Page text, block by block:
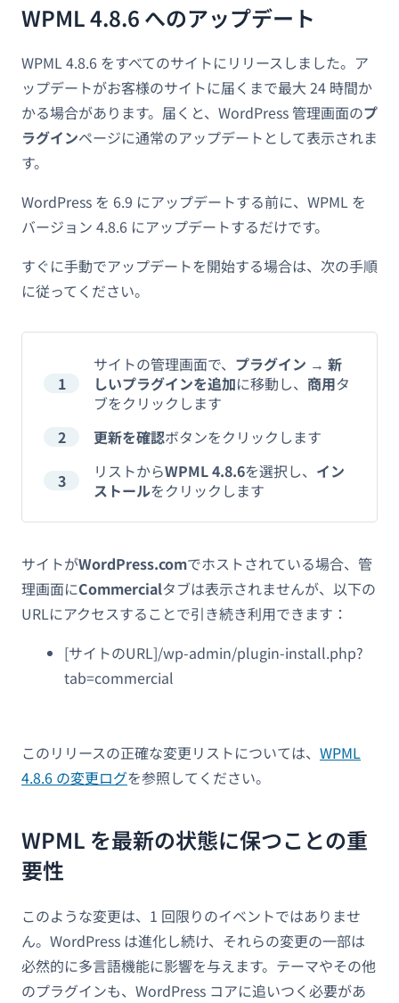
WPML 4.8.6 へのアップデート
WPML 4.8.6 をすべてのサイトにリリースしました。ア
ップデートがお客様のサイトに届くまで最大 24 時間か
かる場合があります。届くと、WordPress 管理画面のプ
ラグインページに通常のアップデートとして表示されま
す。
WordPress を 6.9 にアップデートする前に、WPML を
バージョン 4.8.6 にアップデートするだけです。
すぐに手動でアップデートを開始する場合は、次の手順
に従ってください。
1
サイトの管理画面で、 プラグイン →新
しいプラグインを追加に移動し、 商用タ
ブをクリックします
2
更新を確認ボタンをクリックします
3 リストからWPML 4.8.6を選択し、 イン
ストールをクリックします
サイトがWordPress.comでホストされている場合、管
理画面にCommercialタブは表示されませんが、以下の
URLにアクセスすることで引き続き利用できます：
[サイトのURL]/wp-admin/plugin-install.php?
tab=commercial
このリリースの正確な変更リストについては、 WPML
4.8.6 の変更ログを参照してください。
WPML を最新の状態に保つことの重
要性
このような変更は、1 回限りのイベントではありませ
ん。WordPress は進化し続け、それらの変更の一部は
必然的に多言語機能に影響を与えます。テーマやその他
のプラグインも、WordPress コアに追いつく必要があ